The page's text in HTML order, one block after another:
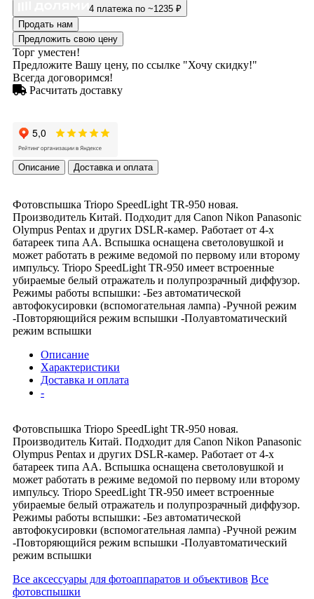
4 платежа по ~1235 ₽
Продать нам
Предложить свою цену
Торг уместен!
Предложите Вашу цену, по ссылке "Хочу скидку!"
Всегда договоримся!
Расчитать доставку
Описание Доставка и оплата
Фотовспышка Triopo SpeedLight TR-950 новая.
Производитель Китай. Подходит для Canon Nikon Panasonic
Olympus Pentax и других DSLR-камер. Работает от 4-х
батареек типа АА. Вспышка оснащена светоловушкой и
может работать в режиме ведомой по первому или второму
импульсу. Triopo SpeedLight TR-950 имеет встроенные
убираемые белый отражатель и полупрозрачный диффузор.
Режимы работы вспышки: -Без автоматической
автофокусировки (вспомогательная лампа) -Ручной режим
-Повторяющийся режим вспышки -Полуавтоматический
режим вспышки
Описание
Характеристики
Доставка и оплата
-
Фотовспышка Triopo SpeedLight TR-950 новая.
Производитель Китай. Подходит для Canon Nikon Panasonic
Olympus Pentax и других DSLR-камер. Работает от 4-х
батареек типа АА. Вспышка оснащена светоловушкой и
может работать в режиме ведомой по первому или второму
импульсу. Triopo SpeedLight TR-950 имеет встроенные
убираемые белый отражатель и полупрозрачный диффузор.
Режимы работы вспышки: -Без автоматической
автофокусировки (вспомогательная лампа) -Ручной режим
-Повторяющийся режим вспышки -Полуавтоматический
режим вспышки
Все аксессуары для фотоаппаратов и объективов Все
фотовспышки